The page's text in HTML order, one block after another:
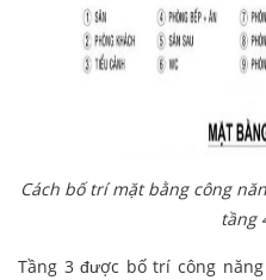
Cách bố trí mặt bằng công
tầng
Tầng 3 được bố trí công